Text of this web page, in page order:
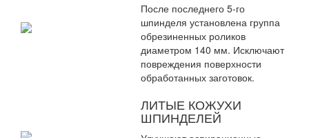
После последнего 5-го
шпинделя установлена группа
обрезиненных роликов
диаметром 140 мм. Исключают
повреждения поверхности
обработанных заготовок.
ЛИТЫЕ КОЖУХИ
ШПИНДЕЛЕЙ